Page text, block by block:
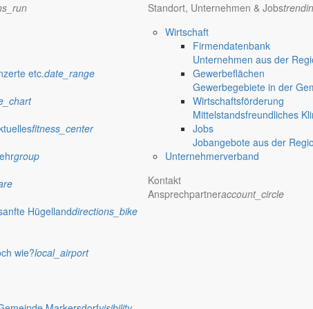
etc.date_range
fitness_center
group
Hügellanddirections_bike
wie?local_airport
Standort, Unternehmen & Jobs
Wirtschaft
Firmendatenbank
Unternehmen aus der
Gewerbeflächen
Gewerbegebiete in der
Wirtschaftsförderung
Mittelstandsfreundliches
Jobs
Jobangebote aus der
Unternehmerverband
Kontakt
Ansprechpartneraccount_circle
Weihnachtsfest steht vor der Tür. Damit ist auch wieder einmal
der Gemeinde für das Jahr 2010 geprägt sein. In den
der Gemeinderatssitzung am 15.10.2009 auch ein Bürger die
die Frage überhaupt stellt, dann hat man schon zu viel an der
2009 die konstituierende Sitzung des Gemeinderates statt.